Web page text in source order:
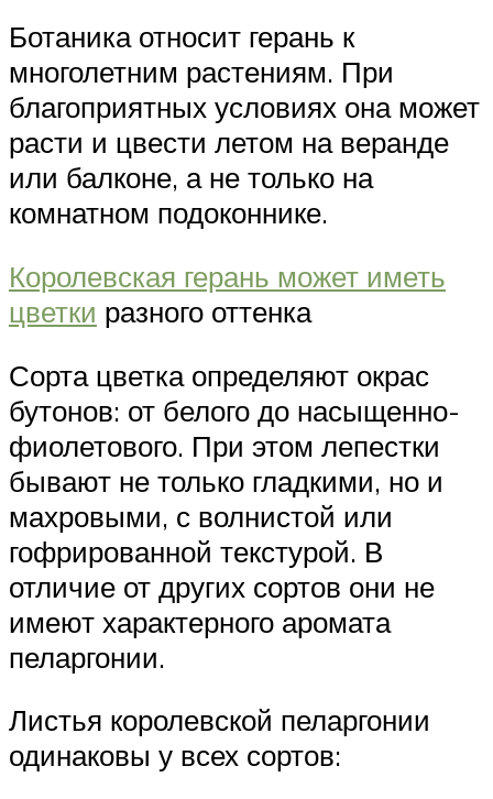
Ботаника относит герань к
многолетним растениям. При
благоприятных условиях она может
расти и цвести летом на веранде
или балконе, а не только на
комнатном подоконнике.
Королевская герань может иметь
цветки разного оттенка
Сорта цветка определяют окрас
бутонов: от белого до насыщенно-
фиолетового. При этом лепестки
бывают не только гладкими, но и
махровыми, с волнистой или
гофрированной текстурой. В
отличие от других сортов они не
имеют характерного аромата
пеларгонии.
Листья королевской пеларгонии
одинаковы у всех сортов: